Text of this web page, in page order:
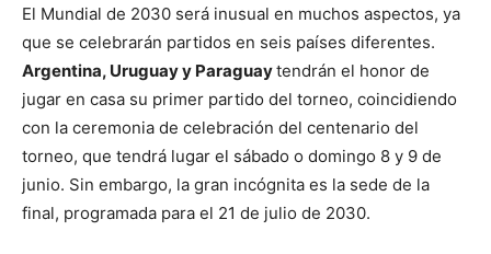
El Mundial de 2030 será inusual en muchos aspectos, ya
que se celebrarán partidos en seis países diferentes.
Argentina, Uruguay y Paraguaytendrán el honor de
jugar en casa su primer partido del torneo, coincidiendo
con la ceremonia de celebración del centenario del
torneo, que tendrá lugar el sábado o domingo 8 y 9 de
junio. Sin embargo, la gran incógnita es la sede de la
final, programada para el 21 de julio de 2030.